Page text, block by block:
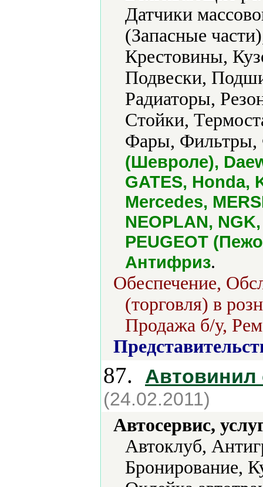
Датчики
(Запасные
Крестовины,
Подвески,
Радиаторы,
Стойки,
Фары,
(Шевроле),
GATES, Honda,
Mercedes,
NEOPLAN,
PEUGEOT
Антифриз.
Обеспечение,
(торговля) в
Продажа б/у,
87. Автовинил
(24.02.2011)
Автосервис,
Автоклуб,
Бронирование,